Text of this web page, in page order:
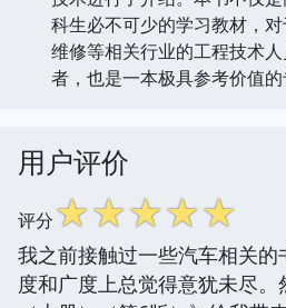
科生必不可少的学习教材，对
维修等相关行业的工程技术
者，也是一本极具参考价值的
用户评价
评分☆☆☆☆☆
我之前接触过一些汽车相关
度和广度上总觉得意犹未尽